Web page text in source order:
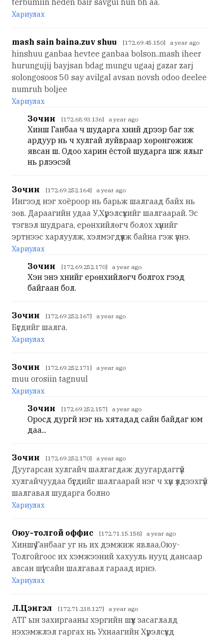
terbumiin heden bair savgui hun bh aa.
Хариулах
mash sain baina.zuv shuu [172.69.45.150] a year ago
hinshuu ganbaa hevtee ganbaa bolson..mash iheer
hurungujij bayjsan bdag mungu ugaaj gazar zarj
solongosoos 50 say avilgal avsan novsh odoo deelee
numruh boljee
Хариулах
Зочин [172.68.93.136] a year ago
Хиншүү Ганбаа ч шударга хүний дүрээр баг зүүж
ардуур нь ч хулгай луйвраар хөрөнгөжиж
явсан шүү. Одоо харин ёстой шударга шүүж ялыг
нь үүрүүлээсэй
Зочин [172.69.252.164] a year ago
Ингээд нэг хоёроор нь барьж шалгаад байх нь
зөв. Дараагийн удаа У,Хүрэлсүхийг шалгаарай. Эс
тэгвэл шудрага, ерөнхийлөгч болох хүнийг
эртнээс харлуулж, хэлмэгдүүлж байна гэж үзнэ.
Хариулах
Зочин [172.69.252.170] a year ago
Хэн энэ хүнийг ерөнхийлөгч болгох гээд
байгаан бол.
Зочин [172.69.252.167] a year ago
Бүгдийг шалга.
Хариулах
Зочин [172.69.252.171] a year ago
muu orosiin tagnuul
Хариулах
Зочин [172.69.252.157] a year ago
Оросд дургүй нэг нь хятадад сайн байдаг юм
даа...
Зочин [172.69.252.170] a year ago
Дуугарсан хулгайч шалгагдаж дуугардаггүй
хулгайчуудаа бүгдийг шалгаарай нэг ч хүн үлдээхгүй
шалгавал шударга болно
Хариулах
Оюу-толгой оффис [172.71.15.158] a year ago
Хиншүү Ганбааг уг нь их дэмжиж явлаа,Оюу-
Толгойгоос их хэмжээний хахууль нууц дансаар
авсан шүү! сайн шалгавал гараад ирнэ.
Хариулах
Л.Цэнгэл [172.71.218.127] a year ago
АТГ ын захиргааны хэргийн шүүх засаглалд
нэхэмжлэл гаргах нь Ухнаагийн Хүрэлсүхд